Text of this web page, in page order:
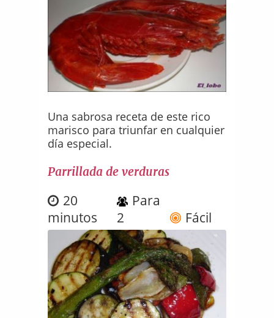
Una sabrosa receta de este rico
marisco para triunfar en cualquier
día especial.
Parrillada de verduras
20
minutos
Para
2
Fácil